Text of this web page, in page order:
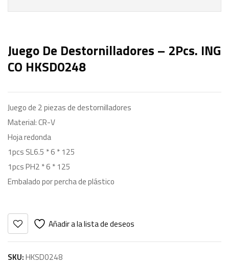
Juego De Destornilladores – 2Pcs. ING
CO HKSD0248
Juego de 2 piezas de destornilladores
Material: CR-V
Hoja redonda
1pcs SL6.5 * 6 * 125
1pcs PH2 * 6 * 125
Embalado por percha de plástico
Añadir a la lista de deseos
SKU:HKSD0248